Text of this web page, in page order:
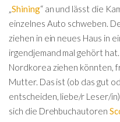
Shining“ an und lässt die
einzelnes Auto schweben.
ziehen in ein neues Haus in
irgendjemand mal gehört
Nordkorea ziehen könnten,
Mutter. Das ist (ob das gut
entscheiden, liebe/r Leser/
sich die Drehbuchautoren